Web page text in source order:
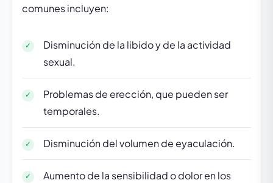
comunes incluyen:
Disminución de la libido y de la actividad
sexual.
Problemas de erección, que pueden ser
temporales.
Disminución del volumen de eyaculación.
Aumento de la sensibilidad o dolor en los